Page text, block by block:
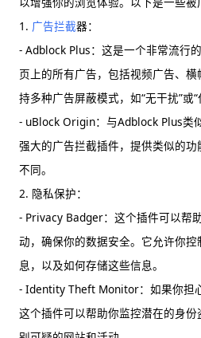
1. 广告拦截器：
- Adblock Plus：这是一个非常流行的
页上的所有广告，包括视频广告、
持多种广告屏蔽模式，如“无干扰”或“
- uBlock Origin：与Adblock Plus类
强大的广告拦截插件，提供类似的
不同。
2. 隐私保护：
- Privacy Badger：这个插件可以帮
动，确保你的数据安全。它允许你
息，以及如何存储这些信息。
- Identity Theft Monitor：如果你担
这个插件可以帮助你监控潜在的身